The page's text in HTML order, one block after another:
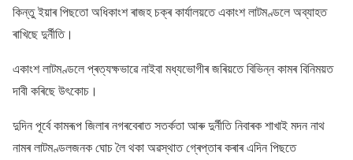
কিন্তু ইয়াৰ পিছতাে অধিকাংশ ৰাজহ চক্ৰ কাৰ্যালয়তে একাংশ লাটমণ্ডলে অব্যাহত
ৰাখিছে দুৰ্নীতি।
একাংশ লাটমণ্ডলে প্ৰত্যক্ষভাৱে নাইবা মধ্যভােগীৰ জৰিয়তে বিভিন্ন কামৰ বিনিময়ত
দাবী কৰিছে উৎকােচ।
দুদিন পূৰ্বে কামৰূপ জিলাৰ নগৰবেৰাত সতৰ্কতা আৰু দুৰ্নীতি নিবাৰক শাখাই মদন নাথ
নামৰ লাটমণ্ডলজনক ঘােচ লৈ থকা অৱস্থাত গ্ৰেপ্তাৰ কৰাৰ এদিন পিছতে